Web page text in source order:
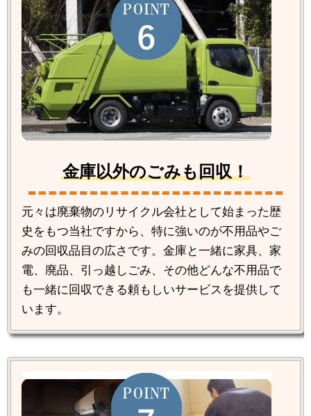
金庫以外のごみも回収！
元々は廃棄物のリサイクル会社として始まった歴
史をもつ当社ですから、特に強いのが不用品やご
みの回収品目の広さです。金庫と一緒に家具、家
電、廃品、引っ越しごみ、その他どんな不用品で
も一緒に回収できる頼もしいサービスを提供して
います。